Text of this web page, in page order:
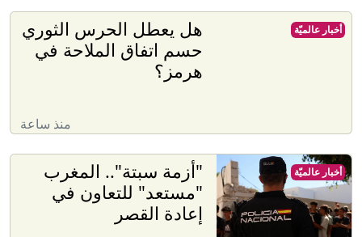
هل يعطل الحرس الثوري
حسم اتفاق الملاحة في
هرمز؟
منذ ساعة
أخبار عالميّة
"أزمة سبتة".. المغرب
"مستعد" للتعاون في
إعادة القصر
أخبار عالميّة